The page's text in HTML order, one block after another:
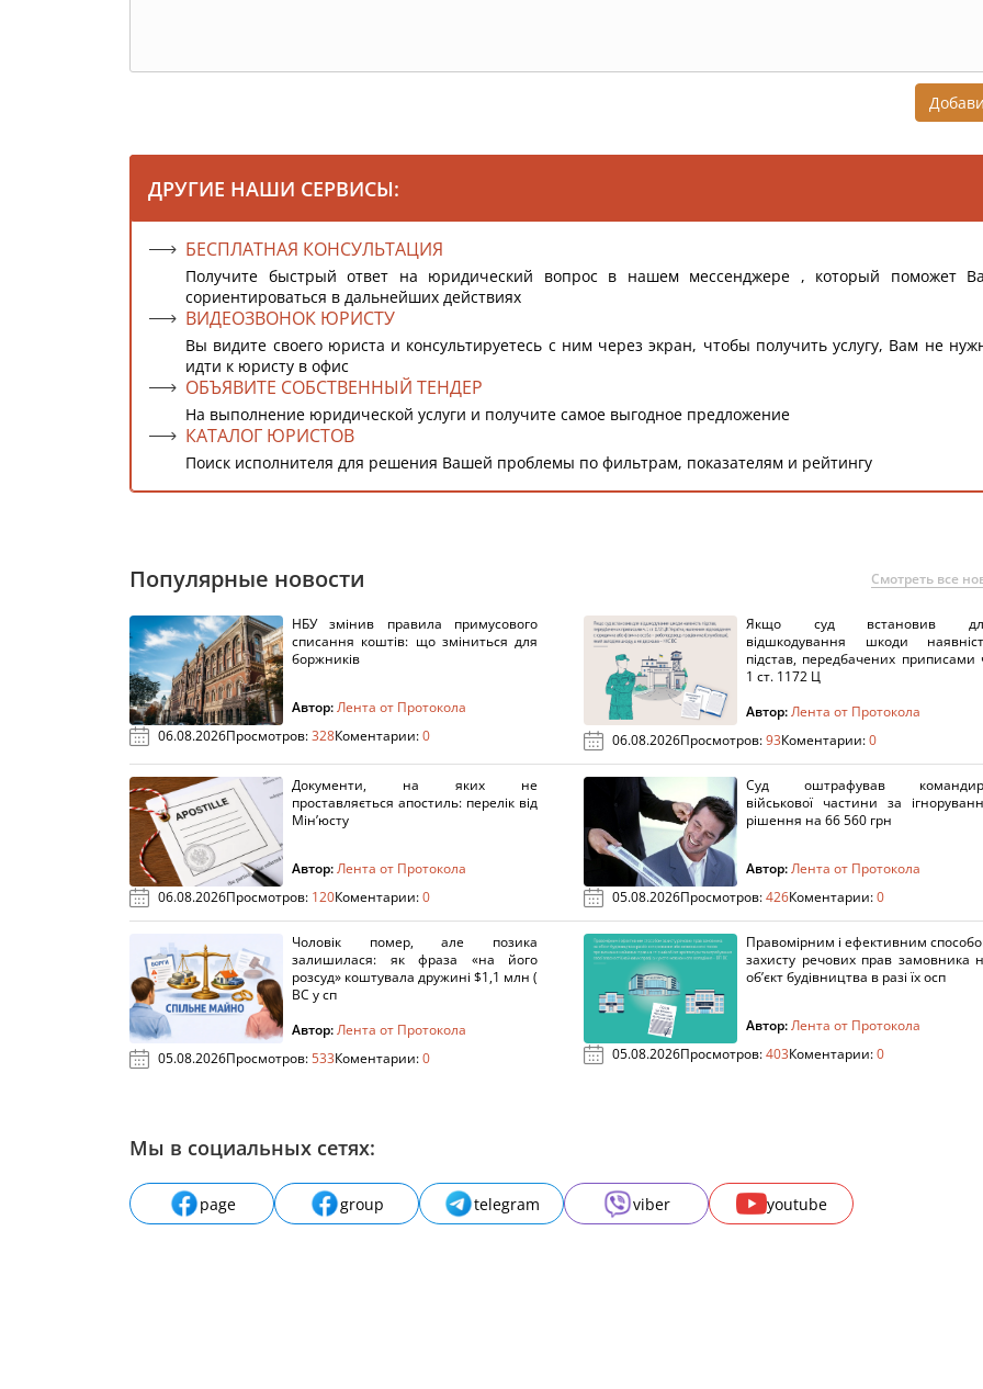
ДРУГИЕ НАШИ СЕРВИСЫ:
БЕСПЛАТНАЯ КОНСУЛЬТАЦИЯ
Получите быстрый ответ на юридический вопрос в нашем мессенджере , который поможет
сориентироваться в дальнейших действиях
ВИДЕОЗВОНОК ЮРИСТУ
Вы видите своего юриста и консультируетесь с ним через экран, чтобы получить услугу, Вам не
идти к юристу в офис
ОБЪЯВИТЕ СОБСТВЕННЫЙ ТЕНДЕР
На выполнение юридической услуги и получите самое выгодное предложение
КАТАЛОГ ЮРИСТОВ
Поиск исполнителя для решения Вашей проблемы по фильтрам, показателям и рейтингу
Популярные новости Смотреть все
НБУ змінив правила примусового
списання коштів: що зміниться для
боржників
Автор:Лента от Протокола
06.08.2026Просмотров:328Коментарии:0
Якщо суд встановив
відшкодування шкоди
підстав, передбачених приписами
1 ст. 1172 Ц
Автор:Лента от Протокола
06.08.2026Просмотров:93Коментарии:0
Документи, на яких не
проставляється апостиль: перелік від
Мін’юсту
Автор:Лента от Протокола
06.08.2026Просмотров: 120Коментарии:0
Суд оштрафував
військової частини за
рішення на 66 560 грн
Автор:Лента от Протокола
05.08.2026Просмотров:426Коментарии:0
Чоловік помер, але позика
залишилася: як фраза «на його
розсуд» коштувала дружині $1,1 млн (
ВС у сп
Автор:Лента от Протокола
05.08.2026Просмотров:533Коментарии:0
Правомірним і ефективним
захисту речових прав замовника
об’єкт будівництва в разі їх осп
Автор:Лента от Протокола
05.08.2026Просмотров:403Коментарии:0
Мы в социальных сетях:
page group telegram viber youtube